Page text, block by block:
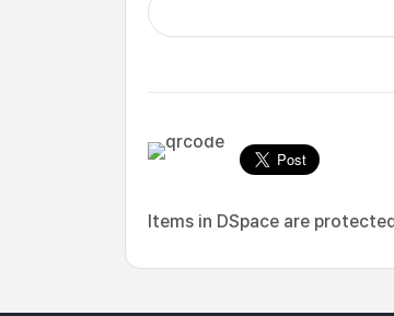
Items in DSpace are